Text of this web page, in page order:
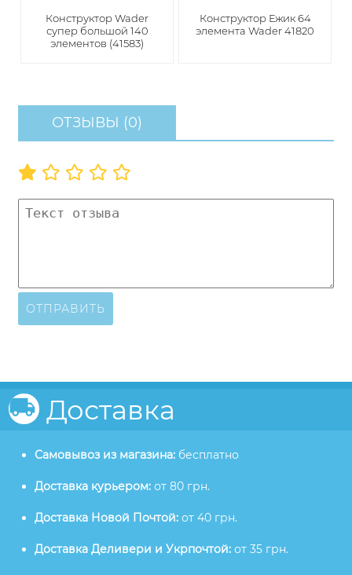
Конструктор Wader
супер большой 140
элементов (41583)
Конструктор Ежик 64
элемента Wader 41820
ОТЗЫВЫ (0)
ОТПРАВИТЬ
Доставка
Самовывоз из магазина: бесплатно
Доставка курьером: от 80 грн.
Доставка Новой Почтой: от 40 грн.
Доставка Деливери и Укрпочтой: от 35 грн.